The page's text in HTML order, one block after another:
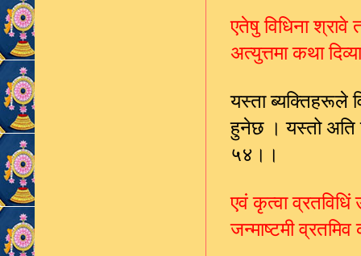
एतेषु विधिना
अत्युत्तमा कथा
यस्ता ब्यक्तिहरूले
हुनेछ । यस्तो अति
५४।।
एवं कृत्वा
जन्माष्टमी